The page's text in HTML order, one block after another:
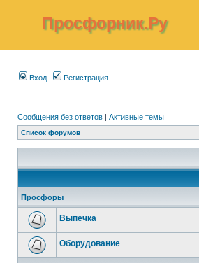
Просфорник.Ру
Вход Регистрация
Сообщения без ответов | Активные темы
Список форумов
Просфоры
Выпечка
Оборудование